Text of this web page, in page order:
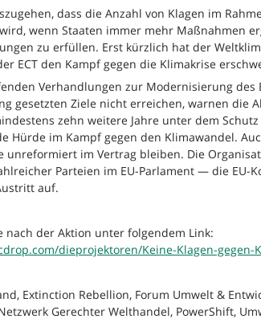
dass die Anzahl von Klagen im
wenn Staaten immer mehr Maßnahmen
zu erfüllen. Erst kürzlich hat der
ECT den Kampf gegen die Klimakrise
Verhandlungen zur Modernisierung des
gesetzten Ziele nicht erreichen, warnen die
zehn weitere Jahre unter dem Schutz
Hürde im Kampf gegen den Klimawandel.
unreformiert im Vertrag bleiben. Die
Parteien im EU-Parlament — die EU-
auf.
nach der Aktion unter folgendem Link:
dieprojektoren/Keine-Klagen-gegen-
Extinction Rebellion, Forum Umwelt &
Gerechter Welthandel, PowerShift,